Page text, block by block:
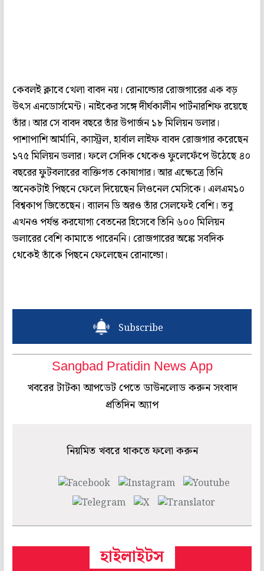
কেবলই ক্লাবে খেলা বাবদ নয়। রোনাল্ডোর রোজগারের এক বড়
উৎস এনডোর্সমেন্ট। নাইকের সঙ্গে দীর্ঘকালীন পার্টনারশিফ রয়েছে
তাঁর। আর সে বাবদ বছরে তাঁর উপার্জন ১৮ মিলিয়ন ডলার।
পাশাপাশি আর্মানি, ক্যাস্ট্রল, হার্বাল লাইফ বাবদ রোজগার করেছেন
১৭৫ মিলিয়ন ডলার। ফলে সেদিক থেকেও ফুলেফেঁপে উঠেছে ৪০
বছরের ফুটবলারের ব্যক্তিগত কোষাগার। আর এক্ষেত্রে তিনি
অনেকটাই পিছনে ফেলে দিয়েছেন লিওনেল মেসিকে। এলএম১০
বিশ্বকাপ জিতেছেন। ব্যালন ডি অরও তাঁর সেলফেই বেশি। তবু
এখনও পর্যন্ত করযোগ্য বেতনের হিসেবে তিনি ৬০০ মিলিয়ন
ডলারের বেশি কামাতে পারেননি। রোজগারের অঙ্কে সবদিক
থেকেই তাঁকে পিছনে ফেলেছেন রোনাল্ডো।
Subscribe
Sangbad Pratidin News App
খবরের টাটকা আপডেট পেতে ডাউনলোড করুন সংবাদ
প্রতিদিন অ্যাপ
নিয়মিত খবরে থাকতে ফলো করুন
হাইলাইটস